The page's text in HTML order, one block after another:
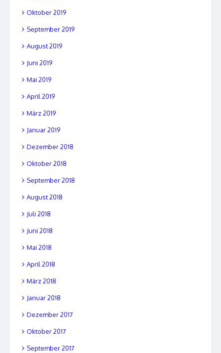
Oktober 2019
September 2019
August 2019
Juni 2019
Mai 2019
April 2019
März 2019
Januar 2019
Dezember 2018
Oktober 2018
September 2018
August 2018
Juli 2018
Juni 2018
Mai 2018
April 2018
März 2018
Januar 2018
Dezember 2017
Oktober 2017
September 2017